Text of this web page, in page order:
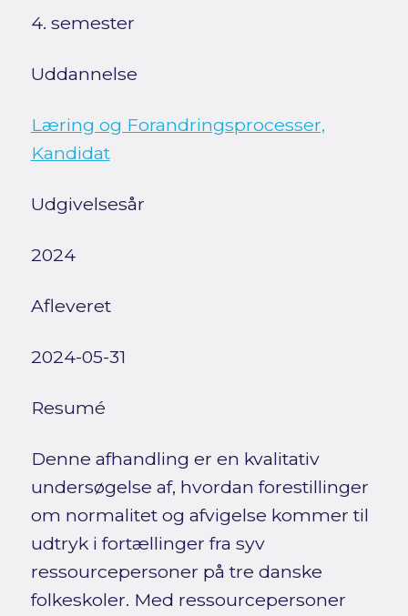
4. semester
Uddannelse
Læring og Forandringsprocesser,
Kandidat
Udgivelsesår
2024
Afleveret
2024-05-31
Resumé
Denne afhandling er en kvalitativ
undersøgelse af, hvordan forestillinger
om normalitet og afvigelse kommer til
udtryk i fortællinger fra syv
ressourcepersoner på tre danske
folkeskoler. Med ressourcepersoner